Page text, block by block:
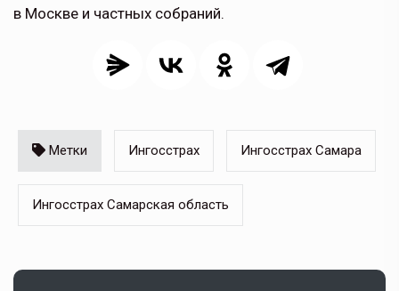
в Москве и частных собраний.
Метки Ингосстрах Ингосстрах Самара
Ингосстрах Самарская область